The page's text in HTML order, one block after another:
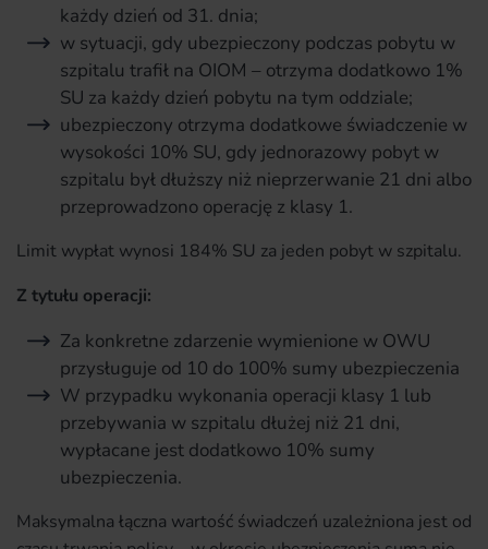
każdy dzień od 31. dnia;
w sytuacji, gdy ubezpieczony podczas pobytu w
szpitalu trafił na OIOM – otrzyma dodatkowo 1%
SU za każdy dzień pobytu na tym oddziale;
ubezpieczony otrzyma dodatkowe świadczenie w
wysokości 10% SU, gdy jednorazowy pobyt w
szpitalu był dłuższy niż nieprzerwanie 21 dni albo
przeprowadzono operację z klasy 1.
Limit wypłat wynosi 184% SU za jeden pobyt w szpitalu.
Z tytułu operacji:
Za konkretne zdarzenie wymienione w OWU
przysługuje od 10 do 100% sumy ubezpieczenia
W przypadku wykonania operacji klasy 1 lub
przebywania w szpitalu dłużej niż 21 dni,
wypłacane jest dodatkowo 10% sumy
ubezpieczenia.
Maksymalna łączna wartość świadczeń uzależniona jest od